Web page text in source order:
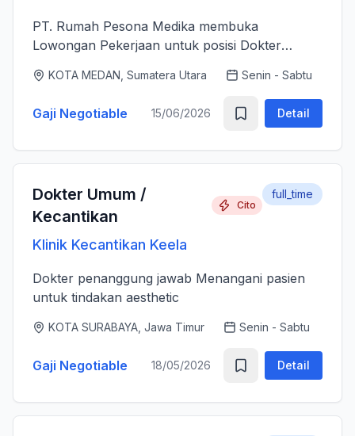
PT. Rumah Pesona Medika membuka
Lowongan Pekerjaan untuk posisi Dokter
layanan medis estetika yang aman, profesional
dan berkualitas tinggi sesuai standar k...
KOTA MEDAN, Sumatera Utara Senin - Sabtu
Gaji Negotiable 15/06/2026 Detail
Dokter Umum /
Kecantikan
Cito
Klinik Kecantikan Keela
full_time
Dokter penanggung jawab Menangani pasien
untuk tindakan aesthetic
KOTA SURABAYA, Jawa Timur Senin - Sabtu
Gaji Negotiable 18/05/2026 Detail